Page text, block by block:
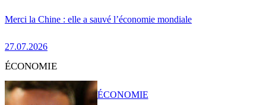
Merci la Chine : elle a sauvé l’économie mondiale
27.07.2026
ÉCONOMIE
ÉCONOMIE